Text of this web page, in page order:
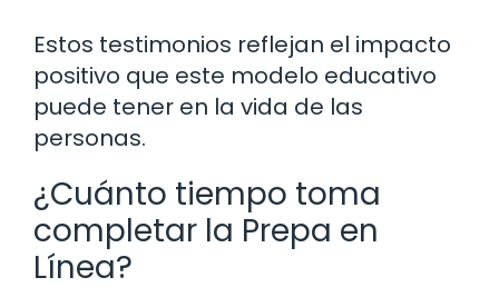
Estos testimonios reflejan el impacto
positivo que este modelo educativo
puede tener en la vida de las
personas.
¿Cuánto tiempo toma
completar la Prepa en
Línea?